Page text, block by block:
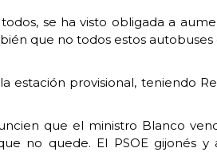
se ha visto obligada a
que no todos estos
provisional, teniendo
que el ministro Blanco
no quede. El PSOE gijonés